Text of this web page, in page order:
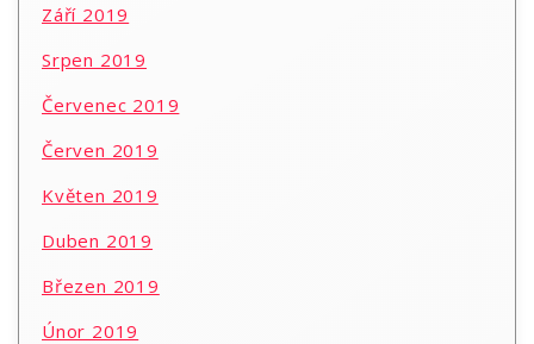
Září 2019
Srpen 2019
Červenec 2019
Červen 2019
Květen 2019
Duben 2019
Březen 2019
Únor 2019